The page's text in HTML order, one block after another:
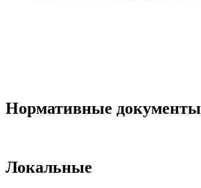
Нормативные документы
Локальные